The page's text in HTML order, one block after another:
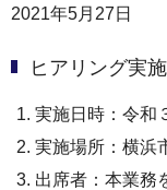
2021年5月27日
ヒアリング実
実施日時：令和
実施場所：横浜
出席者：本業務